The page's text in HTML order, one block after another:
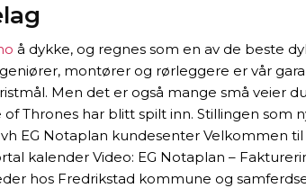
å dykke, og regnes som en av de beste
montører og rørleggere er vår
Men det er også mange små veier
Thrones har blitt spilt inn. Stillingen som
EG Notaplan kundesenter Velkommen
kalender Video: EG Notaplan –
hos Fredrikstad kommune og